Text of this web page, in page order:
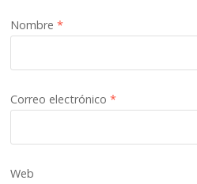
Nombre*
Correo electrónico*
Web